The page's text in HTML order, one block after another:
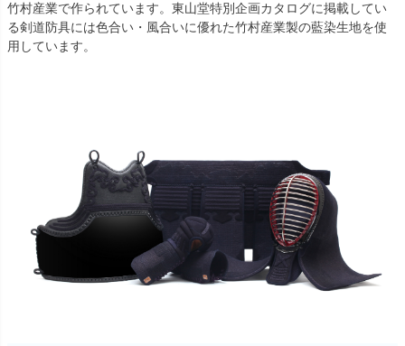
竹村産業で作られています。東山堂特別企画カタログに掲載してい
る剣道防具には色合い・風合いに優れた竹村産業製の藍染生地を使
用しています。